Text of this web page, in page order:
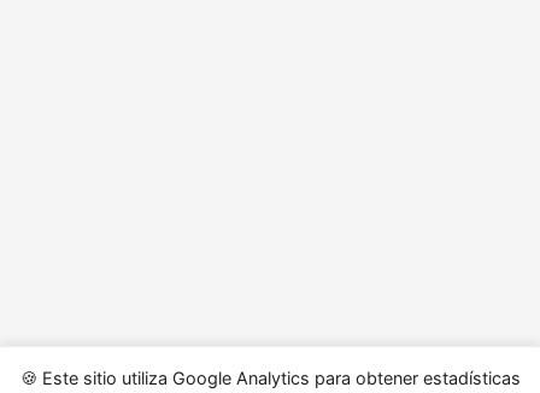
🍪 Este sitio utiliza Google Analytics para obtener estadísticas